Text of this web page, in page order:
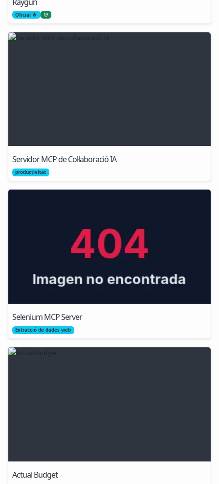
Oficial 🌟
Servidor MCP de Col·laboració IA
productivitat
Selenium MCP Server
Extracció de dades web
Actual Budget